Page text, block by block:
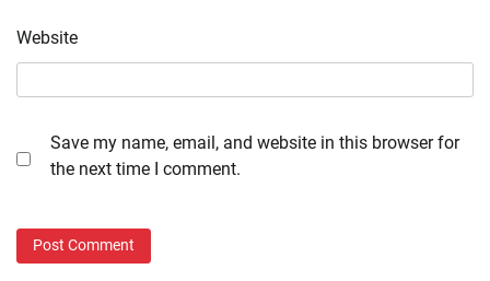
Website
Save my name, email, and website in this browser for
the next time I comment.